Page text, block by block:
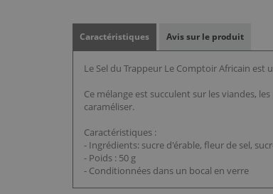
Caractéristiques Avis sur le produit
Le Sel du Trappeur Le Comptoir Africain est
Ce mélange est succulent sur les viandes,
caraméliser.
Caractéristiques :
- Ingrédients: sucre d'érable, fleur de sel,
- Poids : 50 g
- Conditionnées dans un bocal en verre